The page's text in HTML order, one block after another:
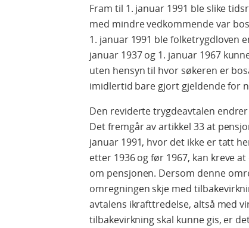
Fram til 1. januar 1991 ble slike
med mindre vedkommende var
1. januar 1991 ble folketrygdloven
januar 1937 og 1. januar 1967
uten hensyn til hvor søkeren er
imidlertid bare gjort gjeldende for
Den reviderte trygdeavtalen
Det fremgår av artikkel 33 at
januar 1991, hvor det ikke er tatt
etter 1936 og før 1967, kan kreve
om pensjonen. Dersom denne
omregningen skje med
avtalens ikrafttredelse, altså med
tilbakevirkning skal kunne gis, er